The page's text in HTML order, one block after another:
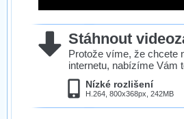
ve formátu, který není
proto je ke stažení
Stáhnout
Protože víme, že chcete
internetu, nabízíme Vám
Nízké rozlišení
H.264, 800x368px, 242MB